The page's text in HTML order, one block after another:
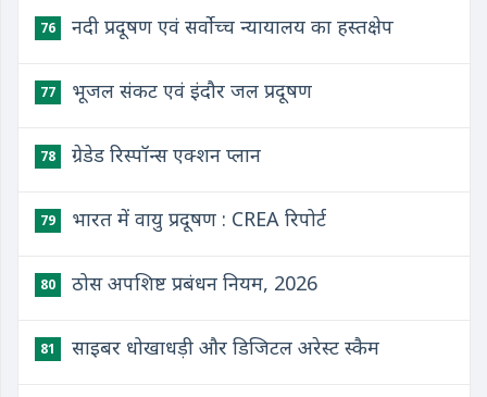
76 नदी प्रदूषण एवं सर्वोच्च न्यायालय का हस्तक्षेप
77 भूजल संकट एवं इंदौर जल प्रदूषण
78 ग्रेडेड रिस्पॉन्स एक्शन प्लान
79 भारत में वायु प्रदूषण : CREA रिपोर्ट
80 ठोस अपशिष्ट प्रबंधन नियम, 2026
81 साइबर धोखाधड़ी और डिजिटल अरेस्ट स्कैम